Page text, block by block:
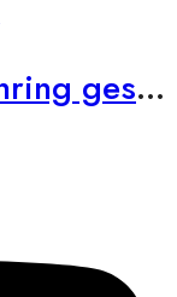
585er Weissgold Spannring geschwungen mit Diamant 0,35 ct.